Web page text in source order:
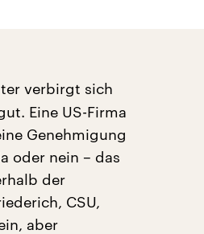
verbirgt sich
Eine US-Firma
Genehmigung
oder nein – das
der
CSU,
aber